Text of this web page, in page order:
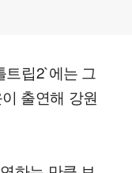
트립2`에는 그
출연해 강원